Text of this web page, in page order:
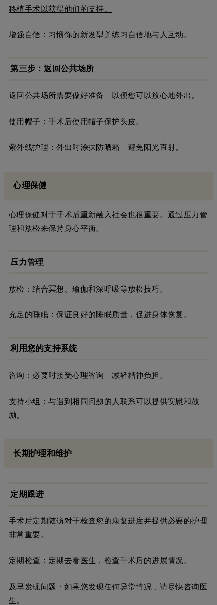
移植手术以获得他们的支持。
增强自信：习惯你的新发型并练习自信地与人互动。
第三步：返回公共场所
返回公共场所需要做好准备，以便您可以放心地外出。
使用帽子：手术后使用帽子保护头皮。
紫外线护理：外出时涂抹防晒霜，避免阳光直射。
心理保健
心理保健对于手术后重新融入社会也很重要。通过压力管
理和放松来保持身心平衡。
压力管理
放松：结合冥想、瑜伽和深呼吸等放松技巧。
充足的睡眠：保证良好的睡眠质量，促进身体恢复。
利用您的支持系统
咨询：必要时接受心理咨询，减轻精神负担。
支持小组：与遇到相同问题的人联系可以提供安慰和鼓
励。
长期护理和维护
定期跟进
手术后定期随访对于检查您的康复进度并提供必要的护理
非常重要。
定期检查：定期去看医生，检查手术后的进展情况。
及早发现问题：如果您发现任何异常情况，请尽快咨询医
生。